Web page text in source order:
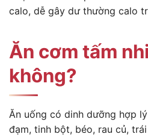
calo, dễ gây dư thường calo
Ăn cơm tấm
không?
Ăn uống có dinh dưỡng hợp
đạm, tinh bột, béo, rau củ, trái